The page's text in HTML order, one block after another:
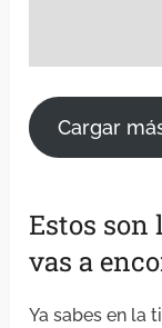
Cargar
Estos son
vas a
Ya sabes en la